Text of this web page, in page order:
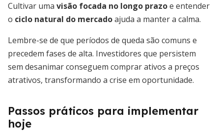
Cultivar uma visão focada no longo prazoe entender
o ciclo natural do mercadoajuda a manter a calma.
Lembre-se de que períodos de queda são comuns e
precedem fases de alta. Investidores que persistem
sem desanimar conseguem comprar ativos a preços
atrativos, transformando a crise em oportunidade.
Passos práticos para implementar
hoje